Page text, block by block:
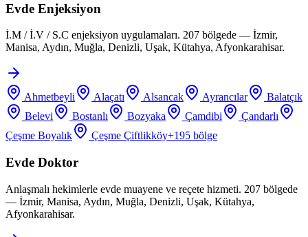
Evde Enjeksiyon
İ.M / İ.V / S.C enjeksiyon uygulamaları. 207 bölgede — İzmir,
Manisa, Aydın, Muğla, Denizli, Uşak, Kütahya, Afyonkarahisar.
Ahmetbeyli Alaçatı Alsancak Ayrancılar
Balatçık
Belevi
Bostanlı Bozyaka Çamdibi
Çandarlı
Çeşme Boyalık
Çeşme Çiftlikköy+195 bölge
Evde Doktor
Anlaşmalı hekimlerle evde muayene ve reçete hizmeti. 207 bölgede
— İzmir, Manisa, Aydın, Muğla, Denizli, Uşak, Kütahya,
Afyonkarahisar.